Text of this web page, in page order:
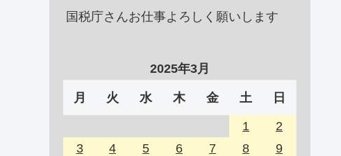
国税庁さんお仕事よろしく願いします
2025年3月
月 火 水 木 金 土 日
1
2
3
4 5 6 7 8
9